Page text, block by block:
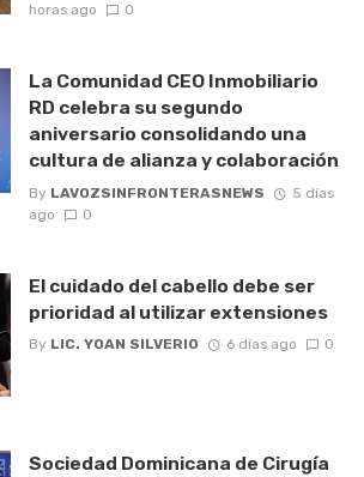
horas ago
0
La Comunidad CEO Inmobiliario
RD celebra su segundo
aniversario consolidando una
cultura de alianza y colaboración
By LAVOZSINFRONTERASNEWS
5 días
ago
0
El cuidado del cabello debe ser
prioridad al utilizar extensiones
By LIC. YOAN SILVERIO 6 días ago 0
Sociedad Dominicana de Cirugía